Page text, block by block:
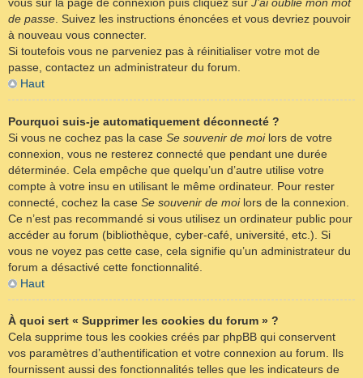
vous sur la page de connexion puis cliquez sur J’ai oublié mon mot
de passe. Suivez les instructions énoncées et vous devriez pouvoir
à nouveau vous connecter.
Si toutefois vous ne parveniez pas à réinitialiser votre mot de
passe, contactez un administrateur du forum.
Haut
Pourquoi suis-je automatiquement déconnecté ?
Si vous ne cochez pas la case Se souvenir de moilors de votre
connexion, vous ne resterez connecté que pendant une durée
déterminée. Cela empêche que quelqu’un d’autre utilise votre
compte à votre insu en utilisant le même ordinateur. Pour rester
connecté, cochez la case Se souvenir de moilors de la connexion.
Ce n’est pas recommandé si vous utilisez un ordinateur public pour
accéder au forum (bibliothèque, cyber-café, université, etc.). Si
vous ne voyez pas cette case, cela signifie qu’un administrateur du
forum a désactivé cette fonctionnalité.
Haut
À quoi sert « Supprimer les cookies du forum » ?
Cela supprime tous les cookies créés par phpBB qui conservent
vos paramètres d’authentification et votre connexion au forum. Ils
fournissent aussi des fonctionnalités telles que les indicateurs de